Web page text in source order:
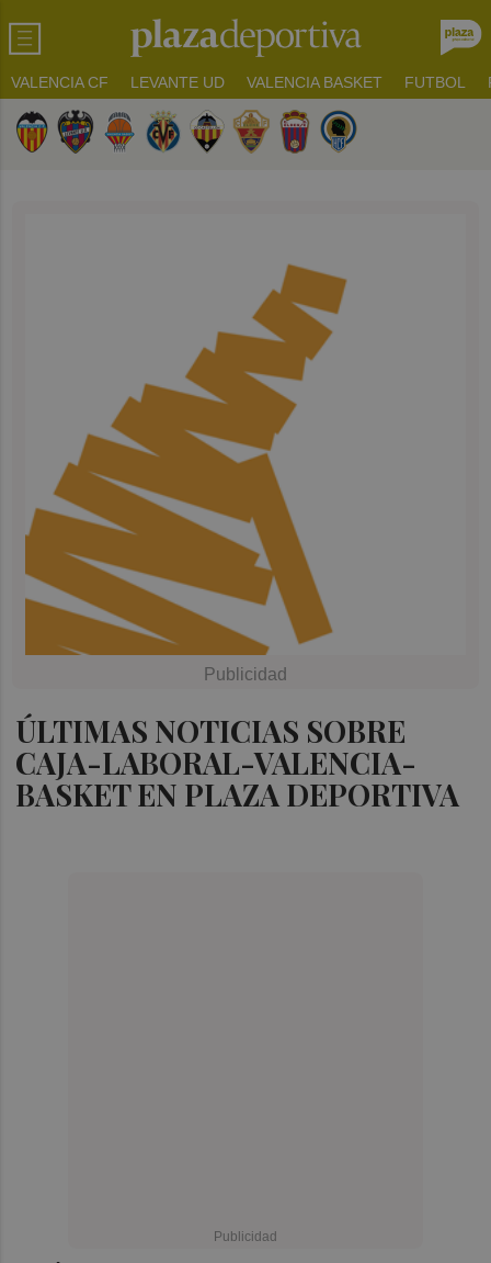
VALENCIA CF LEVANTE UD VALENCIA BASKET FUTBOL
ÚLTIMAS NOTICIAS SOBRE
CAJA-LABORAL-VALENCIA-
BASKET EN PLAZA DEPORTIVA